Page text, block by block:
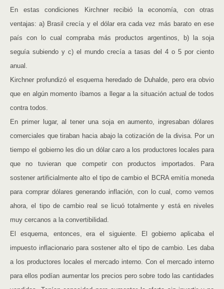
En estas condiciones Kirchner recibió la economía, con otras
ventajas: a) Brasil crecía y el dólar era cada vez más barato en ese
país con lo cual compraba más productos argentinos, b) la soja
seguía subiendo y c) el mundo crecía a tasas del 4 o 5 por ciento
anual.
Kirchner profundizó el esquema heredado de Duhalde, pero era obvio
que en algún momento íbamos a llegar a la situación actual de todos
contra todos.
En primer lugar, al tener una soja en aumento, ingresaban dólares
comerciales que tiraban hacia abajo la cotización de la divisa. Por un
tiempo el gobierno les dio un dólar caro a los productores locales para
que no tuvieran que competir con productos importados. Para
sostener artificialmente alto el tipo de cambio el BCRA emitía moneda
para comprar dólares generando inflación, con lo cual, como vemos
ahora, el tipo de cambio real se licuó totalmente y está en niveles
muy cercanos a la convertibilidad.
El esquema, entonces, era el siguiente. El gobierno aplicaba el
impuesto inflacionario para sostener alto el tipo de cambio. Les daba
a los productores locales el mercado interno. Con el mercado interno
para ellos podían aumentar los precios pero sobre todo las cantidades